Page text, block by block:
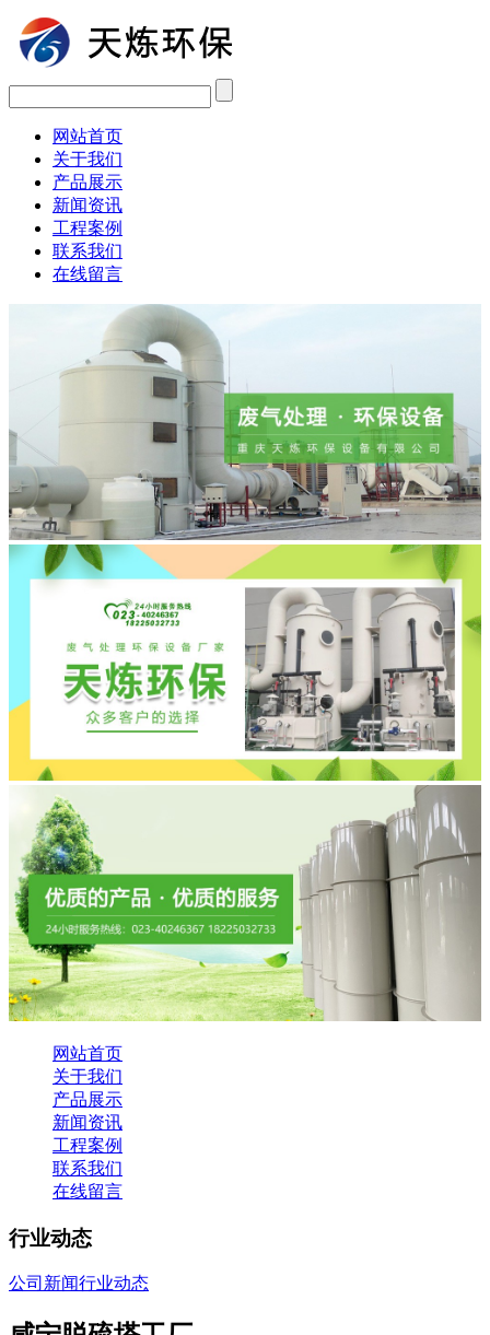
网站首页
关于我们
产品展示
新闻资讯
工程案例
联系我们
在线留言
网站首页
关于我们
产品展示
新闻资讯
工程案例
联系我们
在线留言
行业动态
公司新闻行业动态